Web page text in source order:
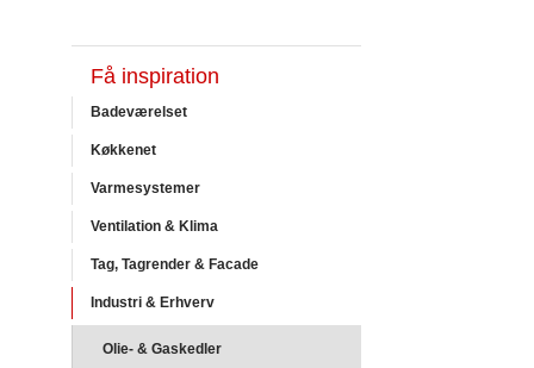
Få inspiration
Badeværelset
Køkkenet
Varmesystemer
Ventilation & Klima
Tag, Tagrender & Facade
Industri & Erhverv
Olie- & Gaskedler